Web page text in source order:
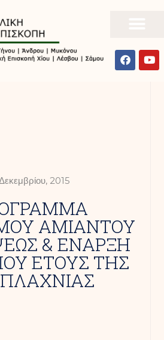
2015
ΑΜΙΑΝΤΟΥ
& ΕΝΑΡΞΗ
ΕΤΟΥΣ ΤΗΣ